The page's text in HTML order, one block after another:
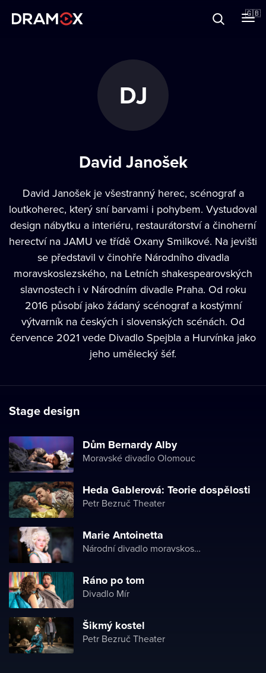
🇬🇧
DJ
David Janošek
David Janošek je všestranný herec, scénograf a
loutkoherec, který sní barvami i pohybem. Vystudoval
design nábytku a interiéru, restaurátorství a činoherní
herectví na JAMU ve třídě Oxany Smilkové. Na jevišti
se představil v činohře Národního divadla
moravskoslezského, na Letních shakespearovských
slavnostech i v Národním divadle Praha. Od roku
2016 působí jako žádaný scénograf a kostýmní
výtvarník na českých i slovenských scénách. Od
července 2021 vede Divadlo Spejbla a Hurvínka jako
jeho umělecký šéf.
Stage design
Dům Bernardy Alby
Moravské divadlo Olomouc
Heda Gablerová: Teorie dospělosti
Petr Bezruč Theater
Marie Antoinetta
Národní divadlo moravskoslezské
Ráno po tom
Divadlo Mír
Šikmý kostel
Petr Bezruč Theater